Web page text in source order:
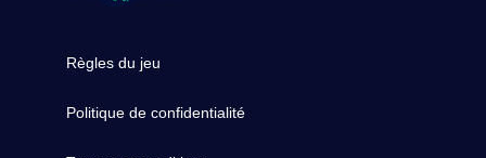
Règles du jeu
Politique de confidentialité